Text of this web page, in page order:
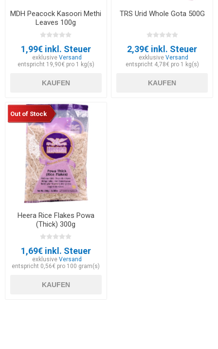
MDH Peacock Kasoori Methi
Leaves 100g
1,99€ inkl. Steuer
exklusiveVersand
entspricht 19,90€ pro 1 kg(s)
KAUFEN
TRS Urid Whole Gota 500G
2,39€ inkl. Steuer
exklusive Versand
entspricht 4,78€ pro 1 kg(s)
KAUFEN
Out of Stock
Heera Rice Flakes Powa
(Thick) 300g
1,69€ inkl. Steuer
exklusiveVersand
entspricht 0,56€ pro 100 gram(s)
KAUFEN